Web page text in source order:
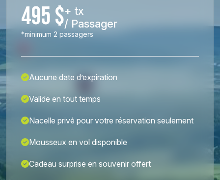
495 $+ tx
/ Passager
*minimum 2 passagers
Aucune date d’expiration
Valide en tout temps
Nacelle privé pour votre réservation seulement
Mousseux en vol disponible
Cadeau surprise en souvenir offert